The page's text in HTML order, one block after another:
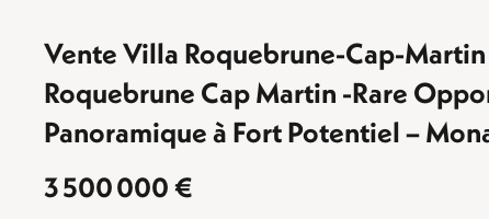
Vente Villa Roquebrune-Cap-Martin
Roquebrune Cap Martin -Rare
Panoramique à Fort Potentiel –
3 500 000 €